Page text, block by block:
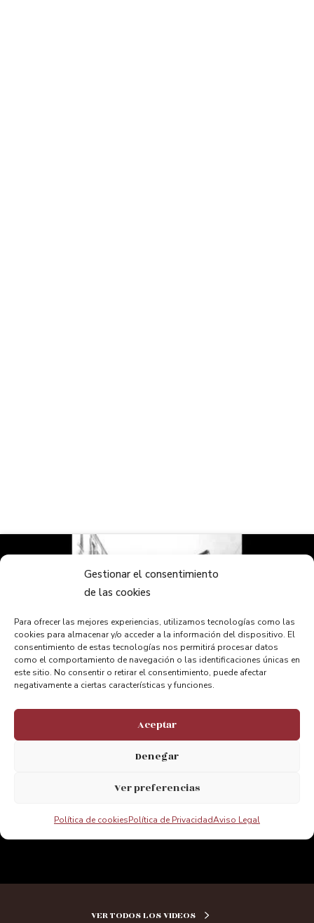
Gestionar el consentimiento
de las cookies
Para ofrecer las mejores experiencias, utilizamos tecnologías como las
cookies para almacenar y/o acceder a la información del dispositivo. El
consentimiento de estas tecnologías nos permitirá procesar datos
como el comportamiento de navegación o las identificaciones únicas en
este sitio. No consentir o retirar el consentimiento, puede afectar
negativamente a ciertas características y funciones.
Aceptar
Denegar
Ver preferencias
Política de cookiesPolítica de PrivacidadAviso Legal
Haz clic para aceptar cookies de
marketing y permitir este contenido
VER TODOS LOS VIDEOS